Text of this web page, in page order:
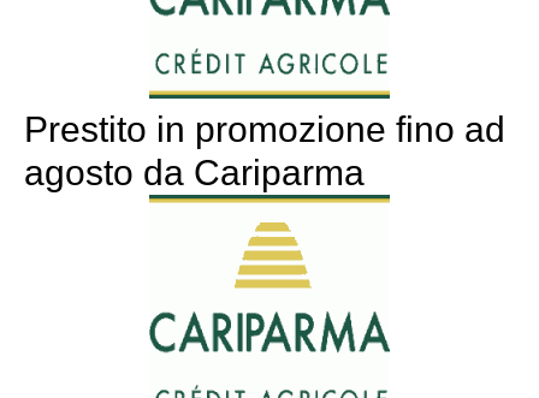
Prestito in promozione fino ad
agosto da Cariparma